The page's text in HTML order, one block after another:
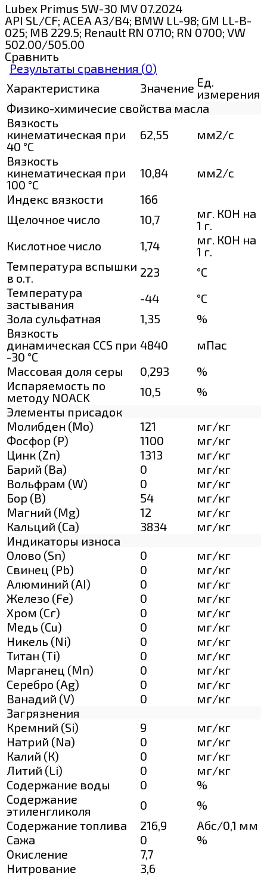
Lubex Primus 5W-30 MV 07.2024
API SL/CF; ACEA A3/B4; BMW LL-98; GM LL-B-
025; MB 229.5; Renault RN 0710; RN 0700; VW
502.00/505.00
Сравнить
Результаты сравнения (0)
Характеристика
Значение Ед.
измерения
Физико-химичесие свойства масла
Вязкость
кинематическая при
40 °С
62,55
мм2/с
Вязкость
кинематическая при
100 °С
10,84
мм2/с
Индекс вязкости
166
Щелочное число
10,7
мг. КОН на
1 г.
Кислотное число
1,74
мг. КОН на
1 г.
Температура вспышки
в о.т.
223
°C
Температура
застывания
-44
°C
Зола сульфатная
1,35
%
Вязкость
динамическая CCS при
-30 °С
4840
мПас
Массовая доля серы
0,293
%
Испаряемость по
методу NOACK
10,5
%
Элементы присадок
Молибден (Мо)
121
мг/кг
Фосфор (Р)
1100
мг/кг
Цинк (Zn)
1313
мг/кг
Барий (Ва)
0
мг/кг
Вольфрам (W)
0
мг/кг
Бор (В)
54
мг/кг
Магний (Mg)
12
мг/кг
Кальций (Са)
3834
мг/кг
Индикаторы износа
Олово (Sn)
0
мг/кг
Свинец (Pb)
0
мг/кг
Алюминий (AI)
0
мг/кг
Железо (Fe)
0
мг/кг
Хром (Сг)
0
мг/кг
Медь (Cu)
0
мг/кг
Никель (Ni)
0
мг/кг
Титан (Ti)
0
мг/кг
Марганец (Mn)
0
мг/кг
Серебро (Ag)
0
мг/кг
Ванадий (V)
0
мг/кг
Загрязнения
Кремний (Si)
9
мг/кг
Натрий (Na)
0
мг/кг
Калий (К)
0
мг/кг
Литий (Li)
0
мг/кг
Содержание воды
0
%
Содержание
этиленгликоля
0
%
Содержание топлива
216,9
Абс/0,1 мм
Сажа
0
%
Окисление
7,7
Нитрование
3,6